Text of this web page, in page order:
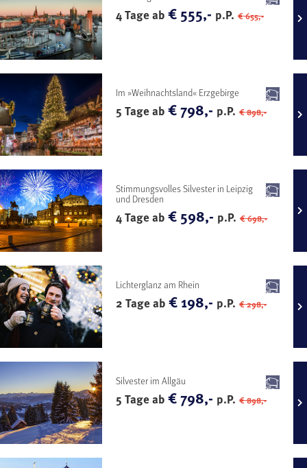
4 Tage ab€ 555,- p.P. € 655,-
Im »Weihnachtsland« Erzgebirge
5 Tage ab€ 798,- p.P. € 898,-
Stimmungsvolles Silvester in Leipzig
und Dresden
4 Tage ab€ 598,- p.P. € 698,-
Lichterglanz am Rhein
2 Tage ab€ 198,- p.P. € 298,-
Silvester im Allgäu
5 Tage ab€ 798,- p.P. € 898,-